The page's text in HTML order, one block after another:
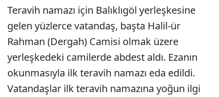
Teravih namazı için Balıklıgöl yerleşkesine
gelen yüzlerce vatandaş, başta Halil-ür
Rahman (Dergah) Camisi olmak üzere
yerleşkedeki camilerde abdest aldı. Ezanın
okunmasıyla ilk teravih namazı eda edildi.
Vatandaşlar ilk teravih namazına yoğun ilgi